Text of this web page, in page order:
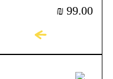
₪ 99.00